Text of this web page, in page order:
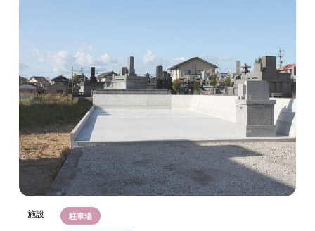
施設 駐車場